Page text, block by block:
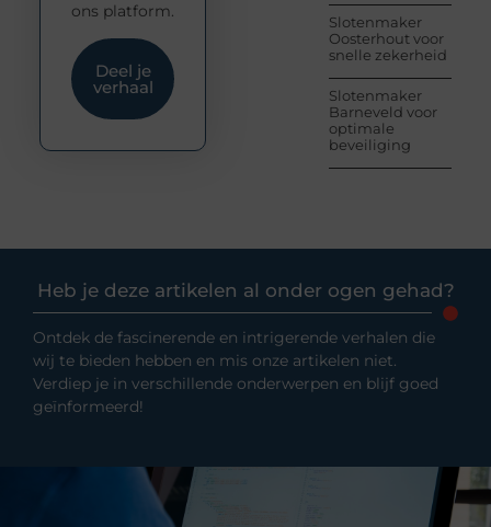
Slotenmaker
Oosterhout voor
snelle zekerheid
Slotenmaker
Barneveld voor
optimale
beveiliging
ons platform.
Deel je
verhaal
Heb je deze artikelen al onder ogen gehad?
Ontdek de fascinerende en intrigerende verhalen die
wij te bieden hebben en mis onze artikelen niet.
Verdiep je in verschillende onderwerpen en blijf goed
geïnformeerd!